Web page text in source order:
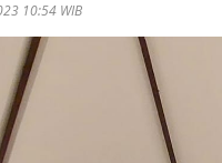
10:54 WIB